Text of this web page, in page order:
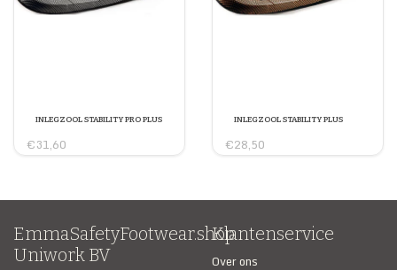
INLEGZOOL STABILITY PRO PLUS
€31,60
INLEGZOOL STABILITY PLUS
€28,50
EmmaSafetyFootwear.shop
Uniwork BV
Klantenservice
Over ons